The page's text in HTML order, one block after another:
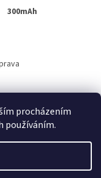
procházením
používáním.
300mAh
práva vyhrazena.